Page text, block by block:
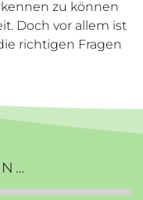
zu können
Doch vor allem ist
richtigen Fragen
#177 | MUSTER UND GLAUBENSSÄTZE ERKENNEN